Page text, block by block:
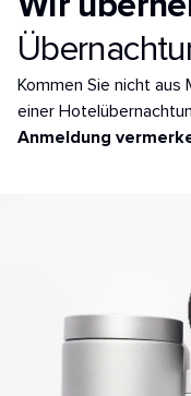
Kommen Sie nicht aus
einer
Anmeldung